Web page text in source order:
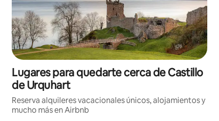
Lugares para quedarte cerca de Castillo
de Urquhart
Reserva alquileres vacacionales únicos, alojamientos y
mucho más en Airbnb